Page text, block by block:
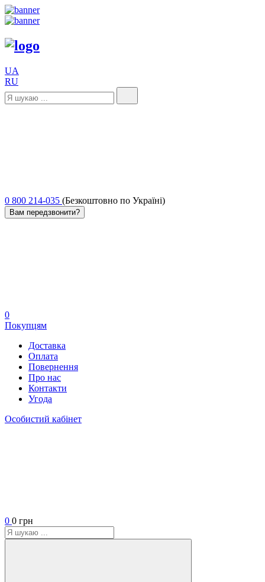
UA
RU
0 800 214-035 (Безкоштовно по Україні)
Вам передзвонити?
0
Покупцям
Доставка
Оплата
Повернення
Про нас
Контакти
Угода
Особистий кабінет
0 0 грн